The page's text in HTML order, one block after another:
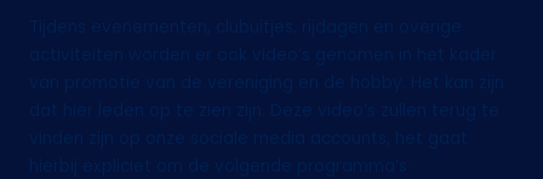
Tijdens evenementen, clubuitjes, rijdagen en overige
activiteiten worden er ook video’s genomen in het kader
van promotie van de vereniging en de hobby. Het kan zijn
dat hier leden op te zien zijn. Deze video’s zullen terug te
vinden zijn op onze sociale media accounts, het gaat
hierbij expliciet om de volgende programma’s :